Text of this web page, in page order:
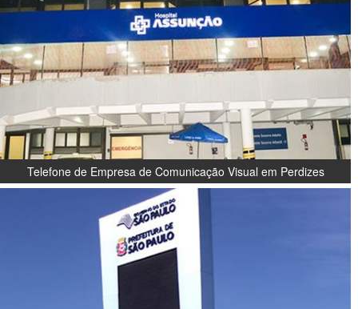
Telefone de Empresa de Comunicação Visual em Perdizes